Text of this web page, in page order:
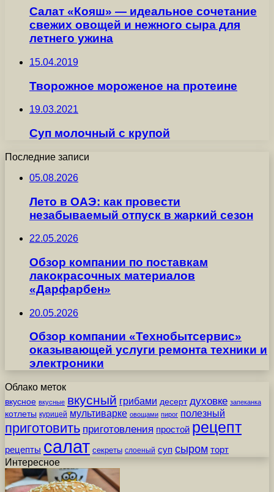
Салат «Кояш» — идеальное сочетание
свежих овощей и нежного сыра для
летнего ужина
15.04.2019
Творожное мороженое на протеине
19.03.2021
Суп молочный с крупой
Последние записи
05.08.2026
Лето в ОАЭ: как провести
незабываемый отпуск в жаркий сезон
22.05.2026
Обзор компании по поставкам
лакокрасочных материалов
«Дарфарбен»
20.05.2026
Обзор компании «Технобытсервис»
оказывающей услуги ремонта техники и
электроники
Облако меток
вкусное вкусные вкусный грибами десерт духовке запеканка
котлеты курицей мультиварке овощами пирог полезный
приготовить приготовления простой рецепт
рецепты салат секреты слоеный суп сыром торт
Интересное